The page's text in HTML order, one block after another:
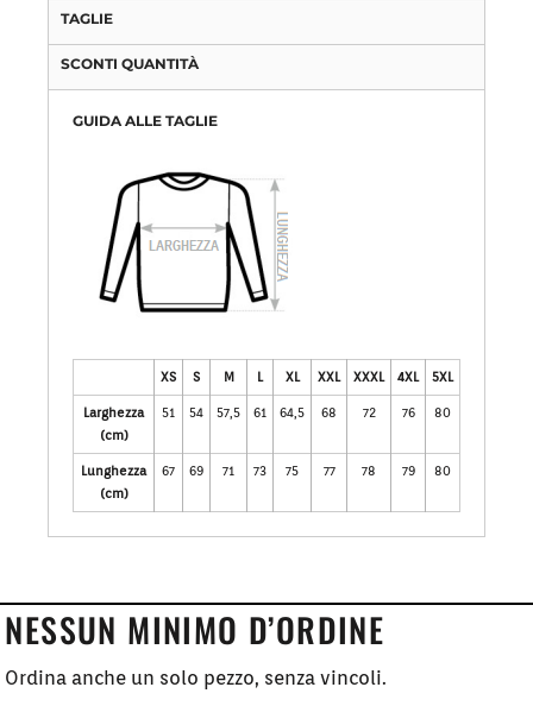
TAGLIE
SCONTI QUANTITÀ
GUIDA ALLE TAGLIE
XS S M L XL XXL XXXL 4XL 5XL
Larghezza
(cm)
51 54 57,5 61 64,5 68 72 76 80
Lunghezza
(cm)
67 69 71 73 75 77 78 79 80
NESSUN MINIMO D’ORDINE
Ordina anche un solo pezzo, senza vincoli.